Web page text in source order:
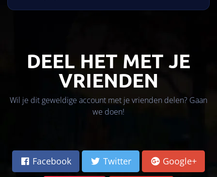
DEEL HET MET JE
VRIENDEN
Wil je dit geweldige account met je vrienden delen? Gaan
we doen!
Facebook Twitter Google+